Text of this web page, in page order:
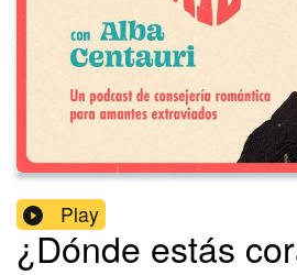
Play
¿Dónde estás